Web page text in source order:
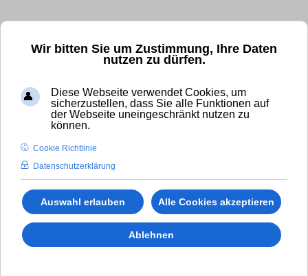
Wir bitten Sie um Zustimmung, Ihre Daten
nutzen zu dürfen.
Diese Webseite verwendet Cookies, um
sicherzustellen, dass Sie alle Funktionen auf
der Webseite uneingeschränkt nutzen zu
können.
Cookie Richtlinie
Datenschutzerklärung
Auswahl erlauben Alle Cookies akzeptieren
Ablehnen
✆ 0800 - 11 007 00
International Calls (gebührenpflichtig):
✆+49 (0)8294 - 80 41 38